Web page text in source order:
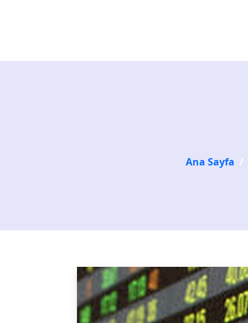
Ana Sayfa /